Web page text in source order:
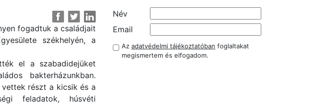
fogadtuk a családjait
székhelyén, a
el a szabadidejüket
bakterházunkban.
részt a kicsik és a
feladatok, húsvéti
Név
Email
Az adatvédelmi tájékoztatóban foglaltakat
megismertem és elfogadom.